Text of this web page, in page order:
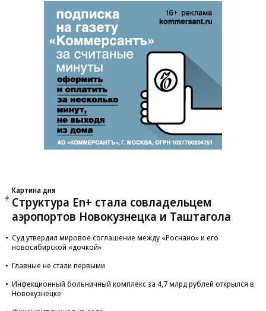
Картина дня
Структура En+ стала совладельцем
аэропортов Новокузнецка и Таштагола
Суд утвердил мировое соглашение между «Роснано» и его
новосибирской «дочкой»
Главные не стали первыми
Инфекционный больничный комплекс за 4,7 млрд рублей открылся в
Новокузнецке